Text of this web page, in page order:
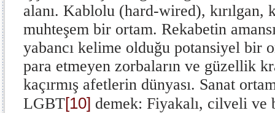
alanı. Kablolu (hard-wired), kırılgan,
muhteşem bir ortam. Rekabetin
yabancı kelime olduğu potansiyel bir
para etmeyen zorbaların ve güzellik
kaçırmış afetlerin dünyası. Sanat
LGBT[10] demek: Fiyakalı, cilveli ve